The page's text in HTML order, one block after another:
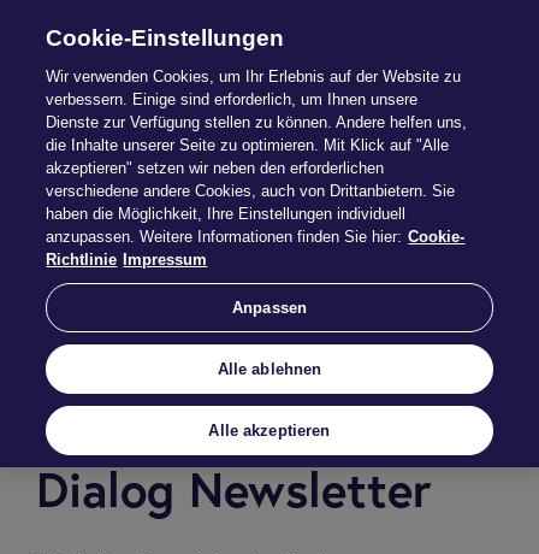
Es ist ein Feh­ler auf­
ge­tre­ten!
Leider ist ein Fehler aufgetreten und Ihre
Anmeldung konnte nicht
abgeschlossen werden. Bitte melden Sie sich
erneut an.
Dia­log Newslet­ter
Cookie-Einstellungen
Wir verwenden Cookies, um Ihr Erlebnis auf der Website zu
verbessern. Einige sind erforderlich, um Ihnen unsere
Dienste zur Verfügung stellen zu können. Andere helfen uns,
die Inhalte unserer Seite zu optimieren. Mit Klick auf "Alle
akzeptieren" setzen wir neben den erforderlichen
verschiedene andere Cookies, auch von Drittanbietern. Sie
haben die Möglichkeit, Ihre Einstellungen individuell
anzupassen. Weitere Informationen finden Sie hier: Cookie-
Richtlinie Impressum
Anpassen
Alle ablehnen
Alle akzeptieren